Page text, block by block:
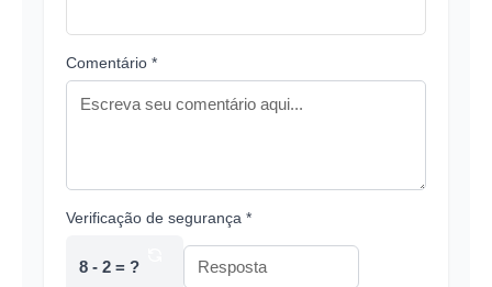
Comentário *
Verificação de segurança *
8 - 2 = ?